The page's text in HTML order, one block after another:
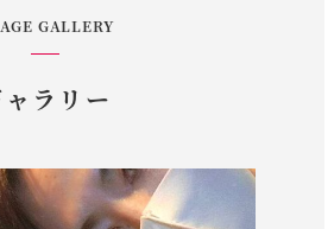
GALLERY
ラリー